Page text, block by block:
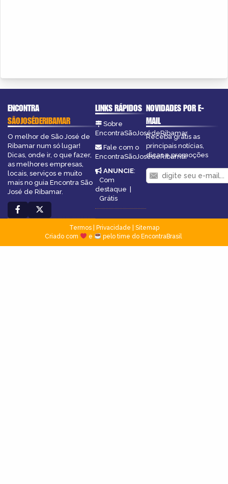
ENCONTRA
SÃOJOSÉDERIBAMAR
O melhor de São José de
Ribamar num só lugar!
Dicas, onde ir, o que fazer,
as melhores empresas,
locais, serviços e muito
mais no guia Encontra São
José de Ribamar.
LINKS RÁPIDOS
Sobre
EncontraSãoJosédeRibamar
Fale com o
EncontraSãoJosédeRibamar
ANUNCIE:
Com
destaque |
Grátis
NOVIDADES POR E-
MAIL
Receba grátis as
principais notícias,
dicas e promoções
Termos| Privacidade
Sitemap
Criado com
e pelo time do EncontraBrasil